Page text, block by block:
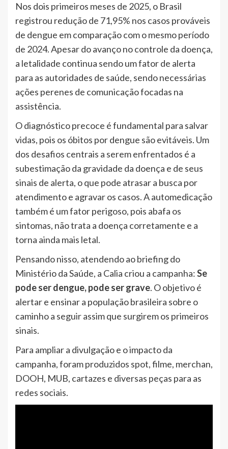
Nos dois primeiros meses de 2025, o Brasil
registrou redução de 71,95% nos casos prováveis
de dengue em comparação com o mesmo período
de 2024. Apesar do avanço no controle da doença,
a letalidade continua sendo um fator de alerta
para as autoridades de saúde, sendo necessárias
ações perenes de comunicação focadas na
assistência.
O diagnóstico precoce é fundamental para salvar
vidas, pois os óbitos por dengue são evitáveis. Um
dos desafios centrais a serem enfrentados é a
subestimação da gravidade da doença e de seus
sinais de alerta, o que pode atrasar a busca por
atendimento e agravar os casos. A automedicação
também é um fator perigoso, pois abafa os
sintomas, não trata a doença corretamente e a
torna ainda mais letal.
Pensando nisso, atendendo ao briefing do
Ministério da Saúde, a Calia criou a campanha:Se
pode ser dengue, pode ser grave. O objetivo é
alertar e ensinar a população brasileira sobre o
caminho a seguir assim que surgirem os primeiros
sinais.
Para ampliar a divulgação e o impacto da
campanha, foram produzidos spot, filme, merchan,
DOOH, MUB, cartazes e diversas peças para as
redes sociais.